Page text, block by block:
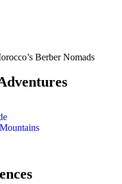
Berber Nomads